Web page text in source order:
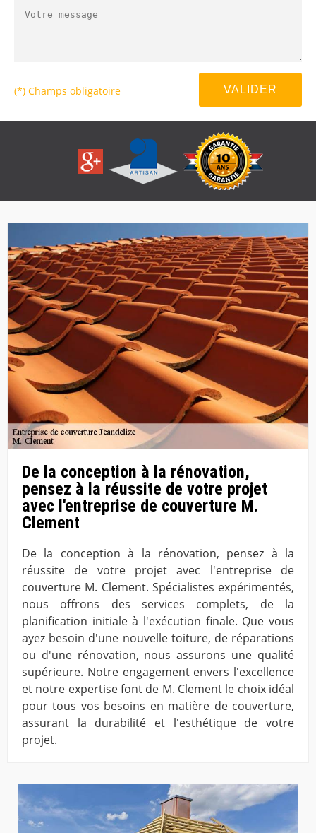
(*) Champs obligatoire
De la conception à la rénovation,
pensez à la réussite de votre projet
avec l'entreprise de couverture M.
Clement
De la conception à la rénovation, pensez à la
réussite de votre projet avec l'entreprise de
couverture M. Clement. Spécialistes expérimentés,
nous offrons des services complets, de la
planification initiale à l'exécution finale. Que vous
ayez besoin d'une nouvelle toiture, de réparations
ou d'une rénovation, nous assurons une qualité
supérieure. Notre engagement envers l'excellence
et notre expertise font de M. Clement le choix idéal
pour tous vos besoins en matière de couverture,
assurant la durabilité et l'esthétique de votre
projet.